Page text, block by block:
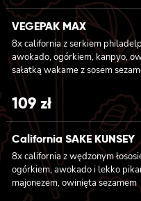
w tempurze, ogórkiem, sałatą i
lekko pikantnym 6x futomaki z
awokado, ogórkiem, serkiem
sałatą 6x futomaki z pieczonym
serkiem philadelphia,
kanpyo, sałatą, sosem teriyaki i
VEGEPAK MAX
8x california z serkiem
awokado, ogórkiem, kanpyo,
sałatką wakame z sosem
california z serkiem
jabłkiem, owinięta opalonym
sosem teriyaki, 8x california z
philadelphia i mango, owinięta
sosem teriyaki, 6x futomaki z
tempurze, serkiem
kanpyo, sałatą, 6x futomaki z
tofu, ogórkiem, oshinko i sałatą,
kanpyo i porem w tempurze,
109 zł
California SAKE KUNSEY
8x california z wędzonym
ogórkiem, awokado i lekko
majonezem, owinięta sezamem